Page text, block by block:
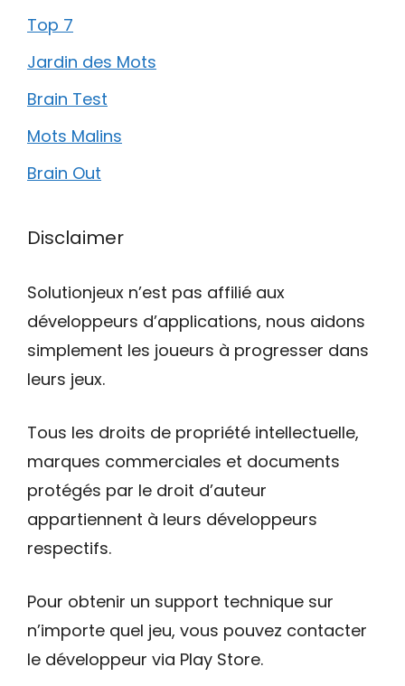
Top 7
Jardin des Mots
Brain Test
Mots Malins
Brain Out
Disclaimer
Solutionjeux n’est pas affilié aux
développeurs d’applications, nous aidons
simplement les joueurs à progresser dans
leurs jeux.
Tous les droits de propriété intellectuelle,
marques commerciales et documents
protégés par le droit d’auteur
appartiennent à leurs développeurs
respectifs.
Pour obtenir un support technique sur
n’importe quel jeu, vous pouvez contacter
le développeur via Play Store.